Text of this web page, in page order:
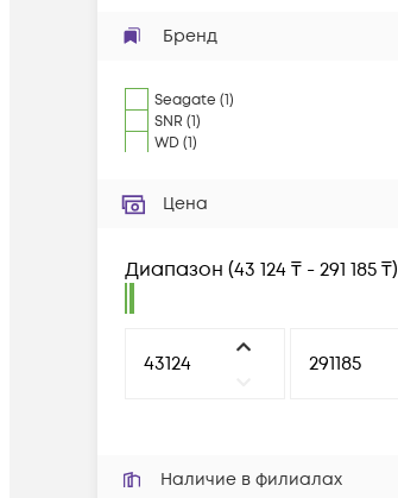
Бренд
Seagate (1)
SNR (1)
WD(1)
Цена
Диапазон (43 124 ₸ - 291 185 ₸)
Наличие в филиалах